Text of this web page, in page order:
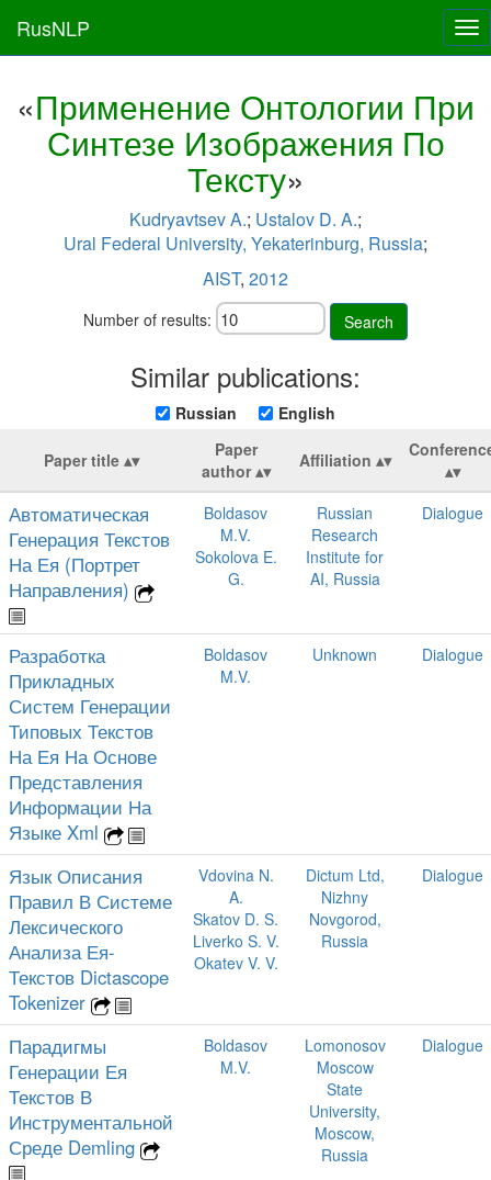
RusNLP
«Применение Онтологии При
Синтезе Изображения По
Тексту»
Kudryavtsev A.; Ustalov D. A.;
Ural Federal University, Yekaterinburg, Russia;
AIST, 2012
Number of results: Search
Similar publications:
Russian English
Paper title
Paper
author
Affiliation
Автоматическая
Генерация Текстов
На Ея (Портрет
Направления)
Boldasov
M.V.
Sokolova E.
G.
Russian
Research
Institute for
AI, Russia
Dialogue
Разработка
Прикладных
Систем Генерации
Типовых Текстов
На Ея На Основе
Представления
Информации На
Языке Xml
Boldasov
M.V.
Unknown Dialogue
Язык Описания
Правил В Системе
Лексического
Анализа Ея-
Текстов Dictascope
Tokenizer
Vdovina N.
A.
Skatov D. S.
Liverko S. V.
Okatev V. V.
Dictum Ltd,
Nizhny
Novgorod,
Russia
Dialogue
Парадигмы
Генерации Ея
Текстов В
Инструментальной
Среде Demling
Boldasov
M.V.
Lomonosov
Moscow
State
University,
Moscow,
Russia
Dialogue